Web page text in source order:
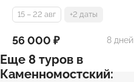
15 – 22 авг +2 даты
56 000 ₽ 8 дней
Еще 8 туров в
Каменномостский: